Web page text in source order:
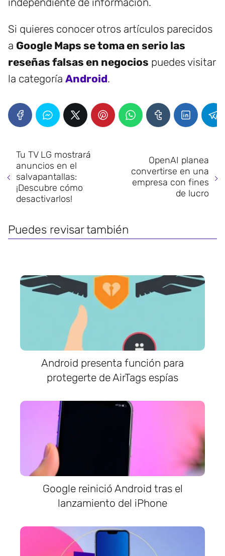
Si quieres conocer otros artículos parecidos
a Google Maps se toma en serio las
reseñas falsas en negocios puedes visitar
la categoría Android.
Tu TV LG mostrará
anuncios en el
salvapantallas:
¡Descubre cómo
desactivarlos!
OpenAI planea
convertirse en una
empresa con fines
de lucro
Puedes revisar también
Android presenta función para
protegerte de AirTags espías
Google reinició Android tras el
lanzamiento del iPhone